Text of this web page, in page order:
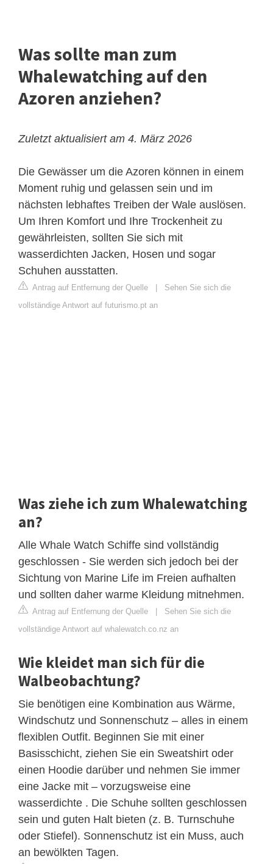
Was sollte man zum
Whalewatching auf den
Azoren anziehen?
Zuletzt aktualisiert am 4. März 2026
Die Gewässer um die Azoren können in einem
Moment ruhig und gelassen sein und im
nächsten lebhaftes Treiben der Wale auslösen.
Um Ihren Komfort und Ihre Trockenheit zu
gewährleisten, sollten Sie sich mit
wasserdichten Jacken, Hosen und sogar
Schuhen ausstatten.
Antrag auf Entfernung der Quelle
Sehen Sie sich die
vollständige Antwort auf futurismo.pt an
Was ziehe ich zum Whalewatching
an?
Alle Whale Watch Schiffe sind vollständig
geschlossen - Sie werden sich jedoch bei der
Sichtung von Marine Life im Freien aufhalten
und sollten daher warme Kleidung mitnehmen.
Antrag auf Entfernung der Quelle
Sehen Sie sich die
vollständige Antwort auf whalewatch.co.nz an
Wie kleidet man sich für die
Walbeobachtung?
Sie benötigen eine Kombination aus Wärme,
Windschutz und Sonnenschutz – alles in einem
flexiblen Outfit. Beginnen Sie mit einer
Basisschicht, ziehen Sie ein Sweatshirt oder
einen Hoodie darüber und nehmen Sie immer
eine Jacke mit – vorzugsweise eine
wasserdichte . Die Schuhe sollten geschlossen
sein und guten Halt bieten (z. B. Turnschuhe
oder Stiefel). Sonnenschutz ist ein Muss, auch
an bewölkten Tagen.